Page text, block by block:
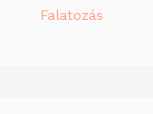
Falatozás